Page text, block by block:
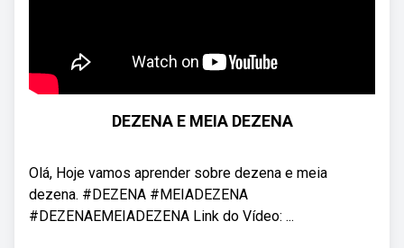
DEZENA E MEIA DEZENA
Olá, Hoje vamos aprender sobre dezena e meia
dezena. #DEZENA #MEIADEZENA
#DEZENAEMEIADEZENA Link do Vídeo: ...